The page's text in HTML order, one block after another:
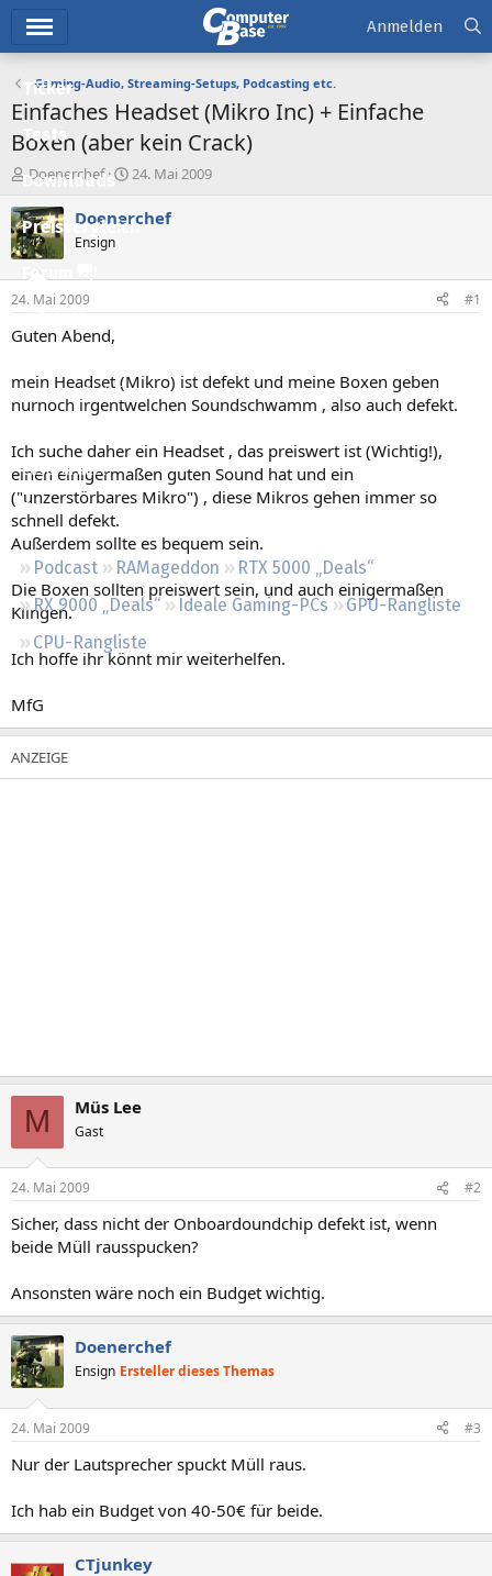
Ticker
Tests
Downloads
Preisvergleich
Forum
Aktuelles
Neue Beiträge
Leserartikel
Regeln
Podcast RAMageddon
RTX 5000 „Deals“
RX 9000 „Deals“
Ideale Gaming-PCs
GPU-Rangliste
CPU-Rangliste
Anmelden
Gaming-Audio, Streaming-Setups, Podcasting etc.
Einfaches Headset (Mikro Inc) + Einfache
Boxen (aber kein Crack)
E
r
s
t
e
e
r
Doenerchef
E
s
t
24. Mai 2009
Doenerchef
Ensign
24. Mai 2009 #1
Guten Abend,
mein Headset (Mikro) ist defekt und meine Boxen geben
nurnoch irgentwelchen Soundschwamm , also auch defekt.
Ich suche daher ein Headset , das preiswert ist (Wichtig!),
einen einigermaßen guten Sound hat und ein
("unzerstörbares Mikro") , diese Mikros gehen immer so
schnell defekt.
Außerdem sollte es bequem sein.
Die Boxen sollten preiswert sein, und auch einigermaßen
Klingen.
Ich hoffe ihr könnt mir weiterhelfen.
MfG
M Müs Lee
Gast
24. Mai 2009 #2
Sicher, dass nicht der Onboardoundchip defekt ist, wenn
beide Müll rausspucken?
Ansonsten wäre noch ein Budget wichtig.
Doenerchef
Ensign Ersteller dieses Themas
24. Mai 2009 #3
Nur der Lautsprecher spuckt Müll raus.
Ich hab ein Budget von 40-50€ für beide.
CTjunkey